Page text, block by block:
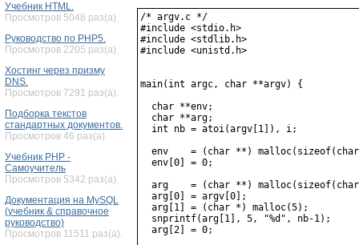
Учебник HTML.
Просмотров 5048 раз(а).
Руководство по PHP5.
Просмотров 2205 раз(а).
Хостинг через призму
DNS.
Просмотров 7291 раз(а).
Подборка текстов
стандартных документов.
Просмотров 46 раз(а).
Учебник PHP -
Самоучитель
Просмотров 5342 раз(а).
Документация на MySQL
(учебник & справочное
руководство)
Просмотров 11511 раз(а).
/* argv.c */
#include <stdio.h>
#include <stdlib.h>
#include <unistd.h>
main(int argc, char **argv) {
  char **env;
  char **arg;
  int nb = atoi(argv[1]), i;
env    = (char **)
  env[0] = 0;
arg    = (char **)
  arg[0] = argv[0];
  arg[1] = (char *) malloc(5);
  snprintf(arg[1], 5, "%d", nb-1);
  arg[2] = 0;